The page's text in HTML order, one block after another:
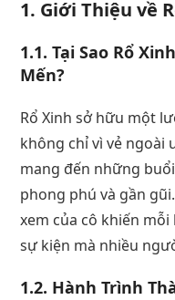
1. Giới Thiệu về
1.1. Tại Sao Rổ
Mến?
Rổ Xinh sở hữu một
không chỉ vì vẻ ngoài
mang đến những
phong phú và gần
xem của cô khiến
sự kiện mà nhiều
1.2. Hành Trình